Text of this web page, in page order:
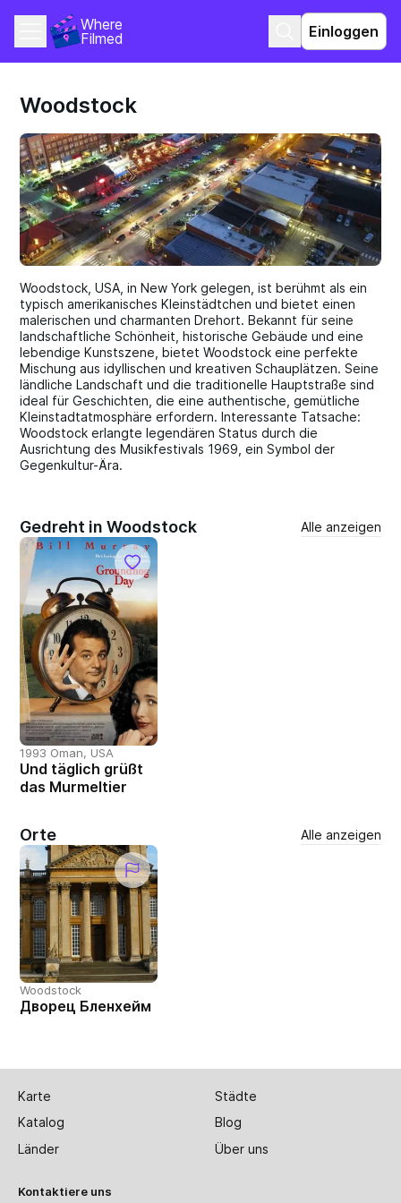
Where
Filmed
Einloggen
Woodstock
Woodstock, USA, in New York gelegen, ist berühmt als ein
typisch amerikanisches Kleinstädtchen und bietet einen
malerischen und charmanten Drehort. Bekannt für seine
landschaftliche Schönheit, historische Gebäude und eine
lebendige Kunstszene, bietet Woodstock eine perfekte
Mischung aus idyllischen und kreativen Schauplätzen. Seine
ländliche Landschaft und die traditionelle Hauptstraße sind
ideal für Geschichten, die eine authentische, gemütliche
Kleinstadtatmosphäre erfordern. Interessante Tatsache:
Woodstock erlangte legendären Status durch die
Ausrichtung des Musikfestivals 1969, ein Symbol der
Gegenkultur-Ära.
Gedreht in Woodstock Alle anzeigen
1993 Oman, USA
Und täglich grüßt
das Murmeltier
Orte Alle anzeigen
Woodstock
Дворец Бленхейм
Karte
Städte
Katalog
Blog
Länder
Über uns
Kontaktiere uns